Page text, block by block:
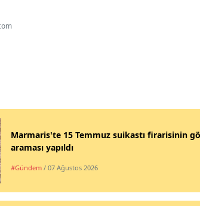
Marmaris'te 15 Temmuz suikastı firarisinin
araması yapıldı
#Gündem / 07 Ağustos 2026